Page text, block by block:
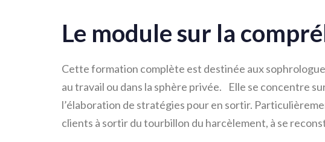
Le module sur la
Cette formation complète est destinée aux
au travail ou dans la sphère privée. Elle se concentre
l’élaboration de stratégies pour en sortir.
clients à sortir du tourbillon du harcèlement, à se